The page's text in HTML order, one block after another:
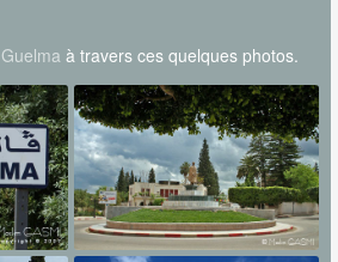
Guelmaà travers ces quelques photos.